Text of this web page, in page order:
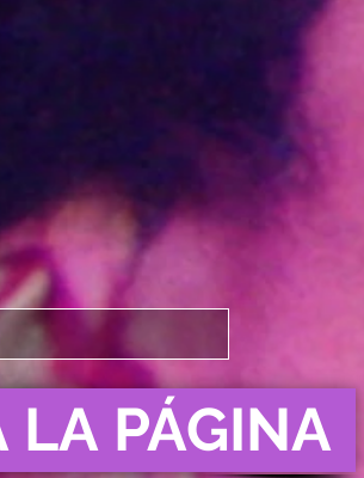
LA PÁGINA